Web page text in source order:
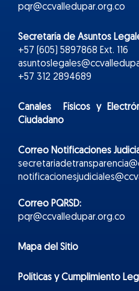
pqr@ccvalledupar.org.co
Secretaría de Asuntos
+57 (605) 5897868 Ext. 116
+57 312 2894689
Canales Físicos yElectr
Ciudadano
Correo Notificaciones
Correo PQRSD:
pqr@ccvalledupar.org.co
Mapa del Sitio
Políticas y Cumplimiento